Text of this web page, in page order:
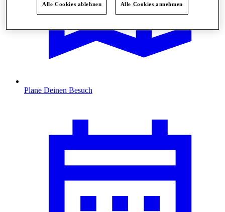
Plane Deinen Besuch
Alle Cookies ablehnen Alle Cookies annehmen